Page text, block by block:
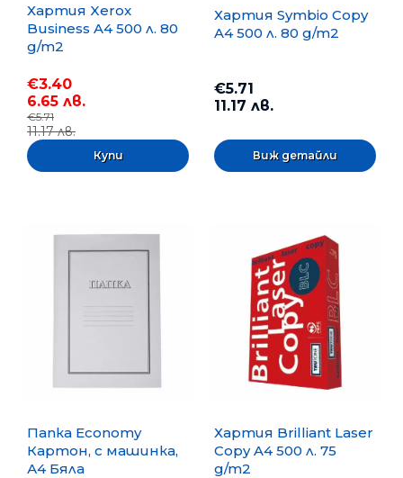
Хартия Xerox
Business A4 500 л. 80
g/m2
€3.40
6.65 лв.
€5.71
11.17 лв.
Хартия Symbio Copy
A4 500 л. 80 g/m2
€5.71
11.17 лв.
Виж детайли
Папка Economy
Картон, с машинка,
А4 Бяла
Хартия Brilliant Laser
Copy A4 500 л. 75
g/m2